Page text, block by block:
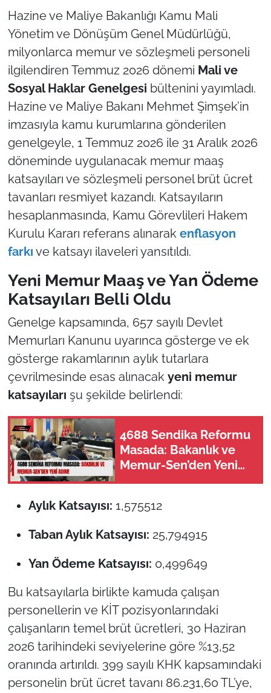
Hazine ve Maliye Bakanlığı Kamu Mali
Yönetim ve Dönüşüm Genel Müdürlüğü,
milyonlarca memur ve sözleşmeli personeli
ilgilendiren Temmuz 2026 dönemi Mali ve
Sosyal Haklar Genelgesi bültenini yayımladı.
Hazine ve Maliye Bakanı Mehmet Şimşek’in
imzasıyla kamu kurumlarına gönderilen
genelgeyle, 1 Temmuz 2026 ile 31 Aralık 2026
döneminde uygulanacak memur maaş
katsayıları ve sözleşmeli personel brüt ücret
tavanları resmiyet kazandı. Katsayıların
hesaplanmasında, Kamu Görevlileri Hakem
Kurulu Kararı referans alınarak enflasyon
farkı ve katsayı ilaveleri yansıtıldı.
Yeni Memur Maaş ve Yan Ödeme
Katsayıları Belli Oldu
Genelge kapsamında, 657 sayılı Devlet
Memurları Kanunu uyarınca gösterge ve ek
gösterge rakamlarının aylık tutarlara
çevrilmesinde esas alınacak yeni memur
katsayıları şu şekilde belirlendi:
4688 Sendika Reformu
Masada: Bakanlık ve
Memur-Sen’den Yeni
Aylık Katsayısı: 1,575512
Taban Aylık Katsayısı: 25,794915
Yan Ödeme Katsayısı: 0,499649
Bu katsayılarla birlikte kamuda çalışan
personellerin ve KİT pozisyonlarındaki
çalışanların temel brüt ücretleri, 30 Haziran
2026 tarihindeki seviyelerine göre %13,52
oranında artırıldı. 399 sayılı KHK kapsamındaki
personelin brüt ücret tavanı 86.231,60 TL’ye,